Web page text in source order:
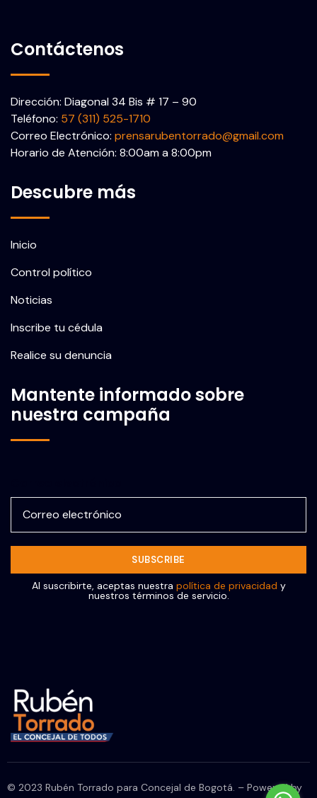
Contáctenos
Dirección: Diagonal 34 Bis # 17 – 90
Teléfono: 57 (311) 525-1710
Correo Electrónico: prensarubentorrado@gmail.com
Horario de Atención: 8:00am a 8:00pm
Descubre más
Inicio
Control político
Noticias
Inscribe tu cédula
Realice su denuncia
Mantente informado sobre
nuestra campaña
Al suscribirte, aceptas nuestra política de privacidad y
nuestros términos de servicio.
© 2023 Rubén Torrado para Concejal de Bogotá. – Powered by